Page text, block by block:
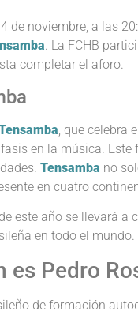
de noviembre, a las
. La FCHB
completar el aforo.
, que
en la música.
Tensamba no
en cuatro
este año se llevará
en todo el mundo.
es Pedro
de formación